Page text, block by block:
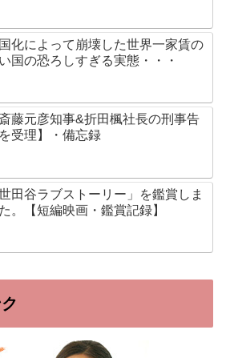
化によって崩壊した世界一家賃の
国の恐ろしすぎる実態・・・
斎藤元彦知事&折田楓社長の刑事告
受理】・備忘録
世田谷ラブストーリー」を鑑賞しま
。【短編映画・鑑賞記録】